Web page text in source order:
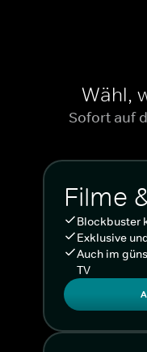
Wähl,
Sofort auf
Filme
Blockbuster
Exklusive
Auch im
TV